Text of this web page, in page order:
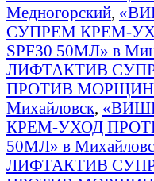
Медногорский,
СУПРЕМ КРЕМ-
SPF30 50МЛ» в
ЛИФТАКТИВ
ПРОТИВ МОРЩИН
Михайловск,
КРЕМ-УХОД
50МЛ» в
ЛИФТАКТИВ